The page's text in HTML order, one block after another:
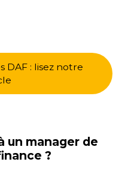
DAF : lisez notre
un manager de
?